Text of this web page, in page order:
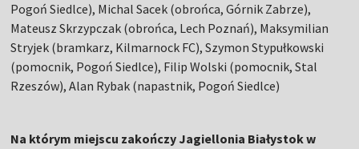
Pogoń Siedlce), Michal Sacek (obrońca, Górnik Zabrze),
Mateusz Skrzypczak (obrońca, Lech Poznań), Maksymilian
Stryjek (bramkarz, Kilmarnock FC), Szymon Stypułkowski
(pomocnik, Pogoń Siedlce), Filip Wolski (pomocnik, Stal
Rzeszów), Alan Rybak (napastnik, Pogoń Siedlce)
Na którym miejscu zakończy Jagiellonia Białystok w